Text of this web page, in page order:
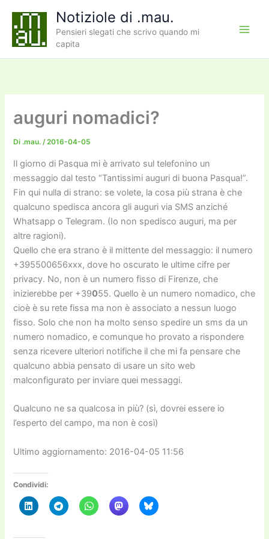
contenuto
Notiziole di .mau.
Pensieri slegati che scrivo quando mi
capita
auguri nomadici?
Di .mau./2016-04-05
Il giorno di Pasqua mi è arrivato sul telefonino un
messaggio dal testo “Tantissimi auguri di buona Pasqua!”.
Fin qui nulla di strano: se volete, la cosa più strana è che
qualcuno spedisca ancora gli auguri via SMS anziché
Whatsapp o Telegram. (Io non spedisco auguri, ma per
altre ragioni).
Quello che era strano è il mittente del messaggio: il numero
+395500656xxx, dove ho oscurato le ultime cifre per
privacy. No, non è un numero fisso di Firenze, che
inizierebbe per +39055. Quello è un numero nomadico, che
cioè è su rete fissa ma non è associato a nessun luogo
fisso. Solo che non ha molto senso spedire un sms da un
numero nomadico, e comunque ho provato a rispondere
senza ricevere ulteriori notifiche il che mi fa pensare che
qualcuno abbia pensato di usare un sito web
malconfigurato per inviare quei messaggi.
Qualcuno ne sa qualcosa in più? (sì, dovrei essere io
l’esperto del campo, ma non è così)
Ultimo aggiornamento: 2016-04-05 11:56
Condividi: